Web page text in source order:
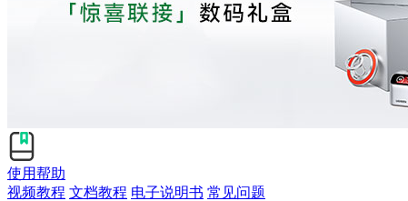
使用帮助
视频教程 文档教程 电子说明书 常见问题